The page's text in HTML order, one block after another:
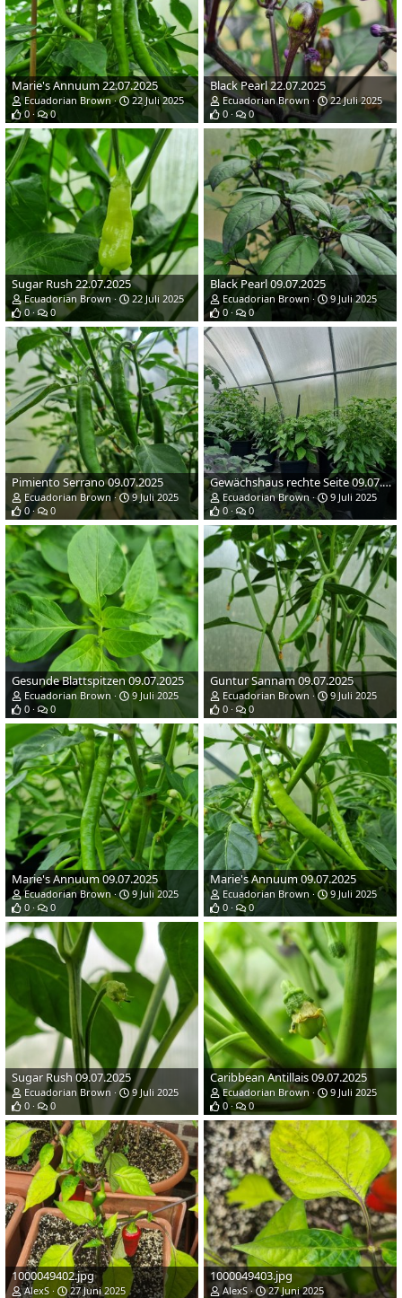
Marie's Annuum 22.07.2025
Ecuadorian Brown
22 Juli 2025
0
0
Black Pearl 22.07.2025
Ecuadorian Brown
22 Juli 2025
0
0
Sugar Rush 22.07.2025
Ecuadorian Brown
22 Juli 2025
0
0
Black Pearl 09.07.2025
Ecuadorian Brown
9 Juli 2025
0
0
Pimiento Serrano 09.07.2025
Ecuadorian Brown
9 Juli 2025
0
0
Gewächshaus rechte Seite 09.07.2025
Ecuadorian Brown
9 Juli 2025
0
0
Gesunde Blattspitzen 09.07.2025
Ecuadorian Brown
9 Juli 2025
0
0
Guntur Sannam 09.07.2025
Ecuadorian Brown
9 Juli 2025
0
0
Marie's Annuum 09.07.2025
Ecuadorian Brown
9 Juli 2025
0
0
Marie's Annuum 09.07.2025
Ecuadorian Brown
9 Juli 2025
0
0
Sugar Rush 09.07.2025
Ecuadorian Brown
9 Juli 2025
0
0
Caribbean Antillais 09.07.2025
Ecuadorian Brown
9 Juli 2025
0
0
1000049402.jpg
AlexS
27 Juni 2025
1000049403.jpg
AlexS
27 Juni 2025